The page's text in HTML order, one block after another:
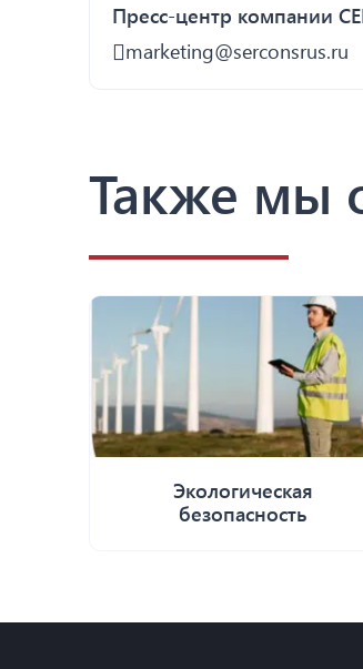
Пресс-центр компании
marketing@serconsrus.ru
Также мы
Экологическая
безопасность